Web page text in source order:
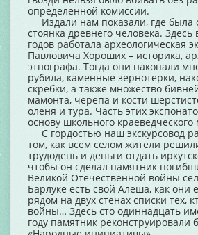
определенной комиссии.
Издали нам показали, где была
стоянка древнего человека. Здесь
годов работала археологическая
Павловича Хороших – историка,
этнографа. Тогда они накопали
рубила, каменные зернотерки,
скребки, а также множество
мамонта, черепа и кости
оленя и тура. Часть этих
основу школьного краеведческого
С гордостью наш экскурсовод
том, как всем селом жители
трудодень и деньги отдать
чтобы он сделал памятник
Великой Отечественной войны
Барлуке есть свой Алеша, как они
рядом на двух стенах списки тех,
войны… Здесь сто одиннадцать
году памятник реконструировали